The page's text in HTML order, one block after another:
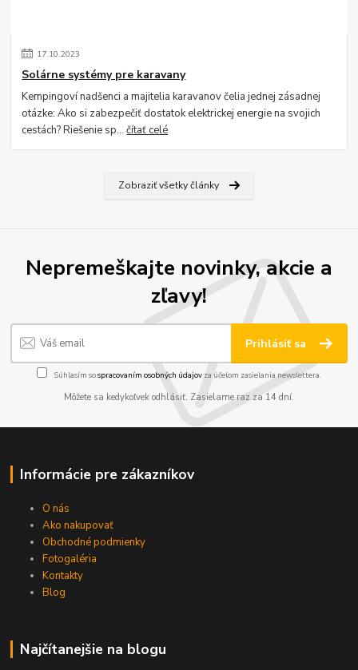
17.10.2023
Solárne systémy pre karavany
Kempingoví nadšenci a majitelia karavanov čelia jednej zásadnej
otázke: Ako si zabezpečiť dostatok elektrickej energie na svojich
cestách? Riešenie sp...čítať celé
Zobraziť všetky články
Nepremeškajte novinky, akcie a
zľavy!
Prihlásiť sa
Súhlasím sospracovaním osobných údajov za účelom zasielania newslettera.
Môžete sa kedykoľvek odhlásiť. Zasielame raz za 14 dní.
Informácie pre zákazníkov
O nás
Ako nakupovať
Obchodné podmienky
Fotogaléria
Kontakty
Blog
Najčítanejšie na blogu